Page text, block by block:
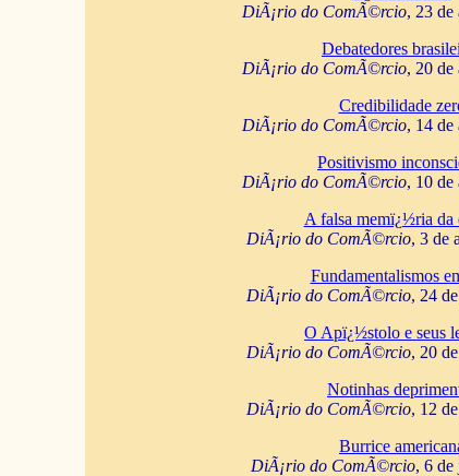
DiÃ¡rio do ComÃ©rcio, 23 de
Debatedores
DiÃ¡rio do ComÃ©rcio, 20 de
Credibilidade
DiÃ¡rio do ComÃ©rcio, 14 de
Positivismo
DiÃ¡rio do ComÃ©rcio, 10 de
A falsa memï¿½ria da
DiÃ¡rio do ComÃ©rcio, 3 de
Fundamentalismos
DiÃ¡rio do ComÃ©rcio, 24
O Apï¿½stolo e seus
DiÃ¡rio do ComÃ©rcio, 20
Notinhas
DiÃ¡rio do ComÃ©rcio, 12
Burrice
DiÃ¡rio do ComÃ©rcio, 6 de